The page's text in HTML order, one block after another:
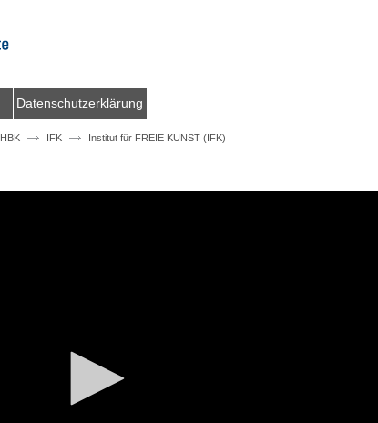
Datenschutzerklärung
HBK IFK Institut für FREIE KUNST (IFK)